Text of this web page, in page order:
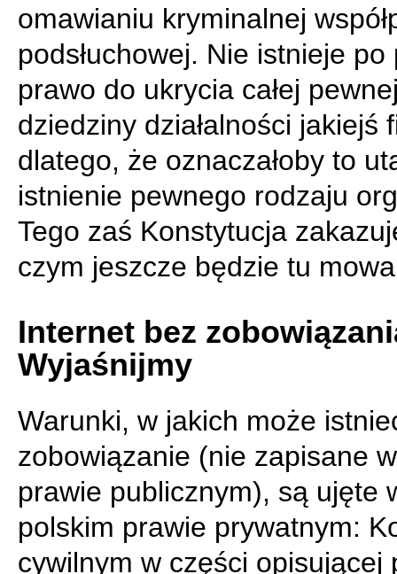
omawianiu kryminalnej
podsłuchowej. Nie istnieje po
prawo do ukrycia całej
dziedziny działalności jakiejś
dlatego, że oznaczałoby to
istnienie pewnego rodzaju
Tego zaś Konstytucja
czym jeszcze będzie tu
Internet bez
Wyjaśnijmy
Warunki, w jakich może
zobowiązanie (nie zapisane
prawie publicznym), są ujęte
polskim prawie prywatnym:
cywilnym w części opisującej